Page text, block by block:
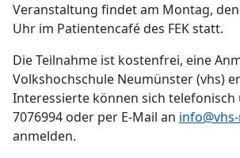
Veranstaltung findet am Montag, den
Uhr im Patientencafé des FEK statt.
Die Teilnahme ist kostenfrei, eine
Volkshochschule Neumünster (vhs)
Interessierte können sich telefonisch
7076994 oder per E-Mail an
anmelden.